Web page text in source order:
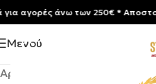
Μενού
Αρχική σελίδα
αγορές άνω των 250€ *